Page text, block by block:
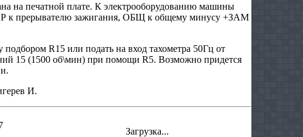
на печатной плате. К электрооборудованию машины
к прерывателю зажигания, ОБЩ к общему минусу +ЗАМ
R15 или подать на вход тахометра 50Гц от
15 (1500 об\мин) при помощи R5. Возможно придется
И.
Загрузка...